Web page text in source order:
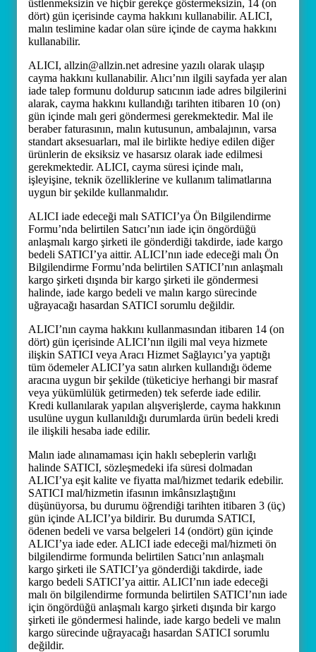
üstlenmeksizin ve hiçbir gerekçe göstermeksizin, 14 (on
dört) gün içerisinde cayma hakkını kullanabilir. ALICI,
malın teslimine kadar olan süre içinde de cayma hakkını
kullanabilir.
ALICI, allzin@allzin.net adresine yazılı olarak ulaşıp
cayma hakkını kullanabilir. Alıcı’nın ilgili sayfada yer alan
iade talep formunu doldurup satıcının iade adres bilgilerini
alarak, cayma hakkını kullandığı tarihten itibaren 10 (on)
gün içinde malı geri göndermesi gerekmektedir. Mal ile
beraber faturasının, malın kutusunun, ambalajının, varsa
standart aksesuarları, mal ile birlikte hediye edilen diğer
ürünlerin de eksiksiz ve hasarsız olarak iade edilmesi
gerekmektedir. ALICI, cayma süresi içinde malı,
işleyişine, teknik özelliklerine ve kullanım talimatlarına
uygun bir şekilde kullanmalıdır.
ALICI iade edeceği malı SATICI’ya Ön Bilgilendirme
Formu’nda belirtilen Satıcı’nın iade için öngördüğü
anlaşmalı kargo şirketi ile gönderdiği takdirde, iade kargo
bedeli SATICI’ya aittir. ALICI’nın iade edeceği malı Ön
Bilgilendirme Formu’nda belirtilen SATICI’nın anlaşmalı
kargo şirketi dışında bir kargo şirketi ile göndermesi
halinde, iade kargo bedeli ve malın kargo sürecinde
uğrayacağı hasardan SATICI sorumlu değildir.
ALICI’nın cayma hakkını kullanmasından itibaren 14 (on
dört) gün içerisinde ALICI’nın ilgili mal veya hizmete
ilişkin SATICI veya Aracı Hizmet Sağlayıcı’ya yaptığı
tüm ödemeler ALICI’ya satın alırken kullandığı ödeme
aracına uygun bir şekilde (tüketiciye herhangi bir masraf
veya yükümlülük getirmeden) tek seferde iade edilir.
Kredi kullanılarak yapılan alışverişlerde, cayma hakkının
usulüne uygun kullanıldığı durumlarda ürün bedeli kredi
ile ilişkili hesaba iade edilir.
Malın iade alınamaması için haklı sebeplerin varlığı
halinde SATICI, sözleşmedeki ifa süresi dolmadan
ALICI’ya eşit kalite ve fiyatta mal/hizmet tedarik edebilir.
SATICI mal/hizmetin ifasının imkânsızlaştığını
düşünüyorsa, bu durumu öğrendiği tarihten itibaren 3 (üç)
gün içinde ALICI’ya bildirir. Bu durumda SATICI,
ödenen bedeli ve varsa belgeleri 14 (ondört) gün içinde
ALICI’ya iade eder. ALICI iade edeceği mal/hizmeti ön
bilgilendirme formunda belirtilen Satıcı’nın anlaşmalı
kargo şirketi ile SATICI’ya gönderdiği takdirde, iade
kargo bedeli SATICI’ya aittir. ALICI’nın iade edeceği
malı ön bilgilendirme formunda belirtilen SATICI’nın iade
için öngördüğü anlaşmalı kargo şirketi dışında bir kargo
şirketi ile göndermesi halinde, iade kargo bedeli ve malın
kargo sürecinde uğrayacağı hasardan SATICI sorumlu
değildir.